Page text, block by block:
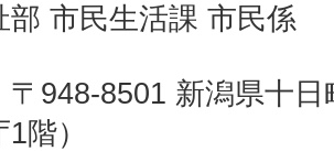
部 市民生活課 市民係
〒948-8501 新潟県十
階）